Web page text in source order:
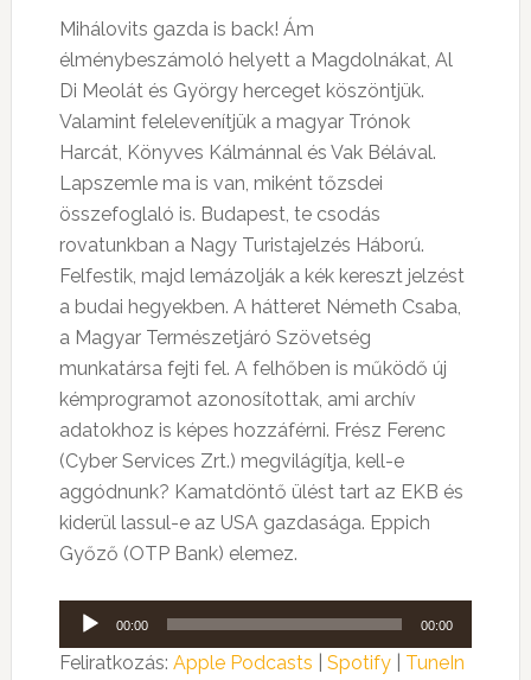
Mihálovits gazda is back! Ám
élménybeszámoló helyett a Magdolnákat, Al
Di Meolát és György herceget köszöntjük.
Valamint felelevenítjük a magyar Trónok
Harcát, Könyves Kálmánnal és Vak Bélával.
Lapszemle ma is van, miként tőzsdei
összefoglaló is. Budapest, te csodás
rovatunkban a Nagy Turistajelzés Háború.
Felfestik, majd lemázolják a kék kereszt jelzést
a budai hegyekben. A hátteret Németh Csaba,
a Magyar Természetjáró Szövetség
munkatársa fejti fel. A felhőben is működő új
kémprogramot azonosítottak, ami archív
adatokhoz is képes hozzáférni. Frész Ferenc
(Cyber Services Zrt.) megvilágítja, kell-e
aggódnunk? Kamatdöntő ülést tart az EKB és
kiderül lassul-e az USA gazdasága. Eppich
Győző (OTP Bank) elemez.
Audió
lejátszó
00:00 00:00
Feliratkozás: Apple Podcasts Spotify| TuneIn